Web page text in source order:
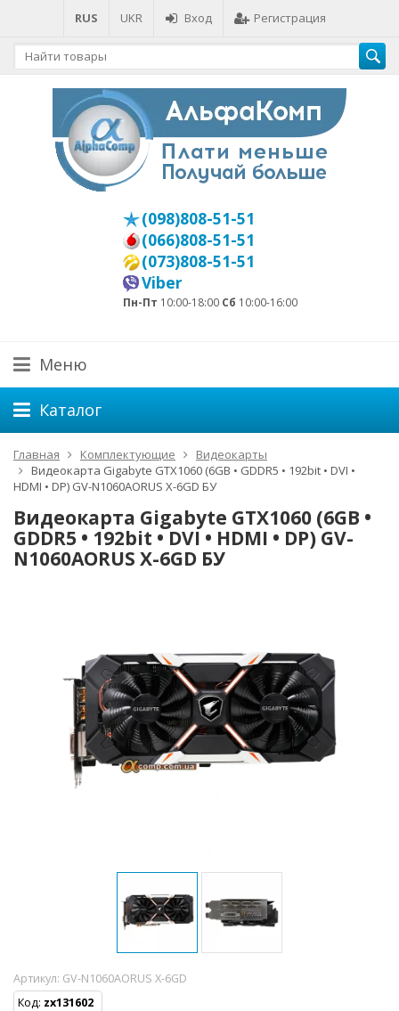
RUS UKR Вход Регистрация
(098)808-51-51
(066)808-51-51
(073)808-51-51
Viber
Пн-Пт 10:00-18:00 Сб 10:00-16:00
Меню
Каталог
Главная Комплектующие
Видеокарты
Видеокарта Gigabyte GTX1060 (6GB • GDDR5 • 192bit • DVI •
HDMI • DP) GV-N1060AORUS X-6GD БУ
Видеокарта Gigabyte GTX1060 (6GB •
GDDR5 • 192bit • DVI • HDMI • DP) GV-
N1060AORUS X-6GD БУ
Артикул: GV-N1060AORUS X-6GD
Код: zx131602